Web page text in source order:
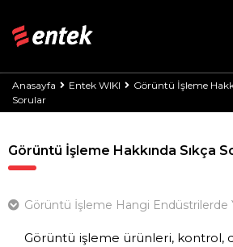
Anasayfa Entek WIKI
Görüntü İşleme
Sorular
Görüntü İşleme Hakkında Sıkça
Görüntü İşleme Hangi Endüstrilerde
Görüntü işleme ürünleri, kontrol,